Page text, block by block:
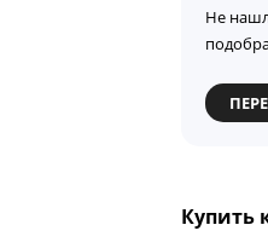
Не
Купить